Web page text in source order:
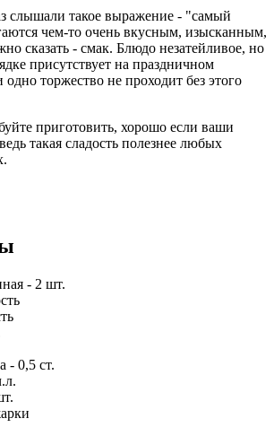
слышали такое выражение - "самый
чем-то очень вкусным, изысканным,
сказать - смак. Блюдо незатейливое, но
присутствует на праздничном
одно торжество не проходит без этого
приготовить, хорошо если ваши
такая сладость полезнее любых
- 2 шт.
- 0,5 ст.